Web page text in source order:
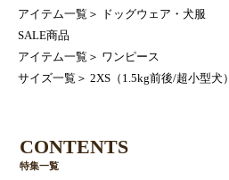
アイテム一覧 ＞
ドッグウェア・犬服
SALE商品
アイテム一覧 ＞ ワンピース
サイズ一覧 ＞ 2XS（1.5kg前後/超小型犬）
CONTENTS
特集一覧